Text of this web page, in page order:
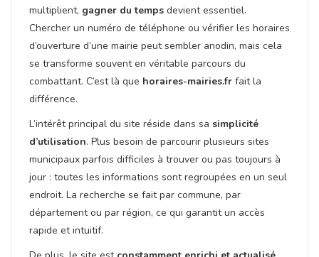
multiplient, gagner du temps devient essentiel.
Chercher un numéro de téléphone ou vérifier les horaires
d’ouverture d’une mairie peut sembler anodin, mais cela
se transforme souvent en véritable parcours du
combattant. C’est là que horaires-mairies.fr fait la
différence.
L’intérêt principal du site réside dans sa simplicité
d’utilisation. Plus besoin de parcourir plusieurs sites
municipaux parfois difficiles à trouver ou pas toujours à
jour : toutes les informations sont regroupées en un seul
endroit. La recherche se fait par commune, par
département ou par région, ce qui garantit un accès
rapide et intuitif.